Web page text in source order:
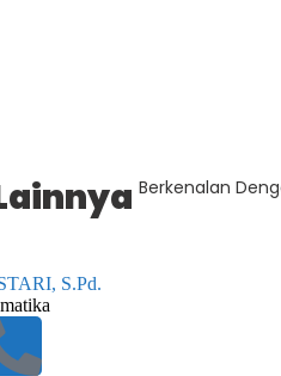
Berkenalan
S.Pd.